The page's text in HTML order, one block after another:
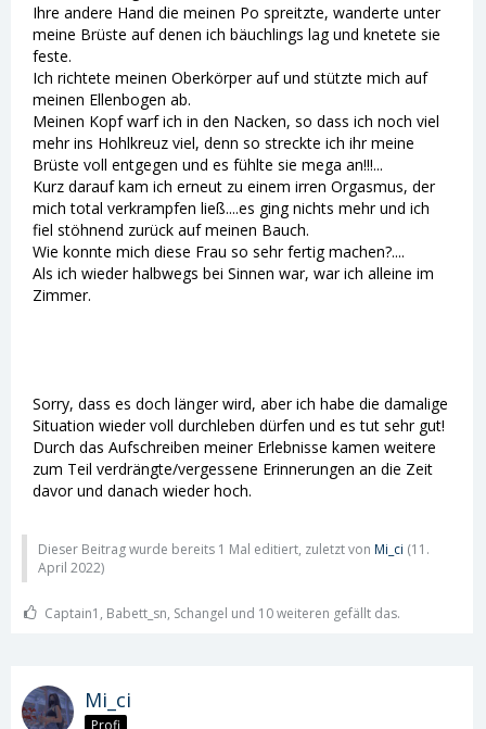
Ihre andere Hand die meinen Po spreitzte, wanderte unter
meine Brüste auf denen ich bäuchlings lag und knetete sie
feste.
Ich richtete meinen Oberkörper auf und stützte mich auf
meinen Ellenbogen ab.
Meinen Kopf warf ich in den Nacken, so dass ich noch viel
mehr ins Hohlkreuz viel, denn so streckte ich ihr meine
Brüste voll entgegen und es fühlte sie mega an!!!...
Kurz darauf kam ich erneut zu einem irren Orgasmus, der
mich total verkrampfen ließ....es ging nichts mehr und ich
fiel stöhnend zurück auf meinen Bauch.
Wie konnte mich diese Frau so sehr fertig machen?....
Als ich wieder halbwegs bei Sinnen war, war ich alleine im
Zimmer.
Sorry, dass es doch länger wird, aber ich habe die damalige
Situation wieder voll durchleben dürfen und es tut sehr gut!
Durch das Aufschreiben meiner Erlebnisse kamen weitere
zum Teil verdrängte/vergessene Erinnerungen an die Zeit
davor und danach wieder hoch.
Dieser Beitrag wurde bereits 1 Mal editiert, zuletzt von Mi_ci (11.
April 2022)
Captain1, Babett_sn, Schangel und 10 weiteren gefällt das.
Mi_ci
Profi